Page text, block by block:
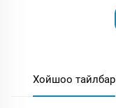
Хойшоо тайлбар